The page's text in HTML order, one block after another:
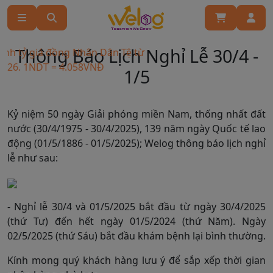
tỷ giá đồng Nhân Dân Tệ từ
1NDT = 4.058VNĐ
Thông Báo Lịch Nghỉ Lễ 30/4 -
1/5
Kỷ niệm 50 ngày Giải phóng miền Nam, thống nhất đất
nước (30/4/1975 - 30/4/2025), 139 năm ngày Quốc tế lao
động (01/5/1886 - 01/5/2025); Welog thông báo lịch nghỉ
lễ như sau:
- Nghỉ lễ 30/4 và 01/5/2025 bắt đầu từ ngày 30/4/2025
(thứ Tư) đến hết ngày 01/5/2024 (thứ Năm). Ngày
02/5/2025 (thứ Sáu) bắt đầu khám bệnh lại bình thường.
Kính mong quý khách hàng lưu ý để sắp xếp thời gian